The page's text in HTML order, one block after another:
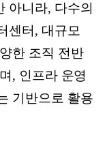
아니라, 다수의
센터, 대규모
한 조직 전반
, 인프라 운영
기반으로 활용